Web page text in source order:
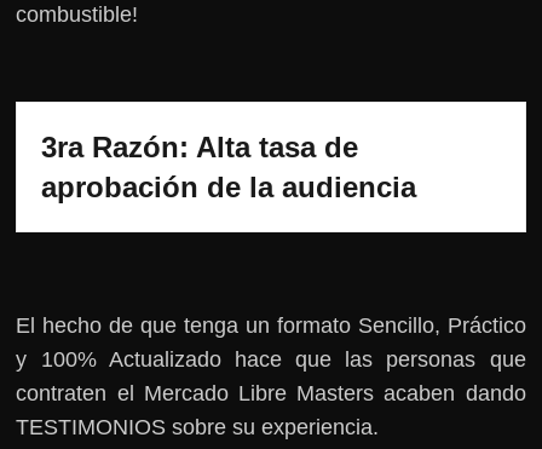
combustible!
3ra Razón: Alta tasa de
aprobación de la audiencia
El hecho de que tenga un formato Sencillo, Práctico
y 100% Actualizado hace que las personas que
contraten el Mercado Libre Masters acaben dando
TESTIMONIOS sobre su experiencia.